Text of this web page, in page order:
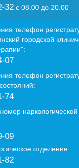
32 с 08.00 до 20.00
телефон
городской
07
телефон
74
наркологической
09
отделение
82